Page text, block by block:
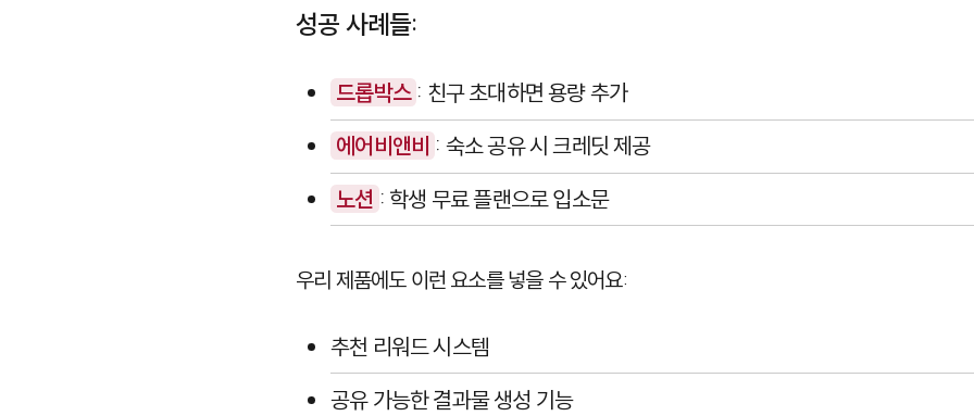
성공 사례들:
드롭박스 : 친구 초대하면 용량 추가
에어비앤비 : 숙소 공유 시 크레딧 제공
노션 : 학생 무료 플랜으로 입소문
우리 제품에도 이런 요소를 넣을 수 있어요:
추천 리워드 시스템
공유 가능한 결과물 생성 기능